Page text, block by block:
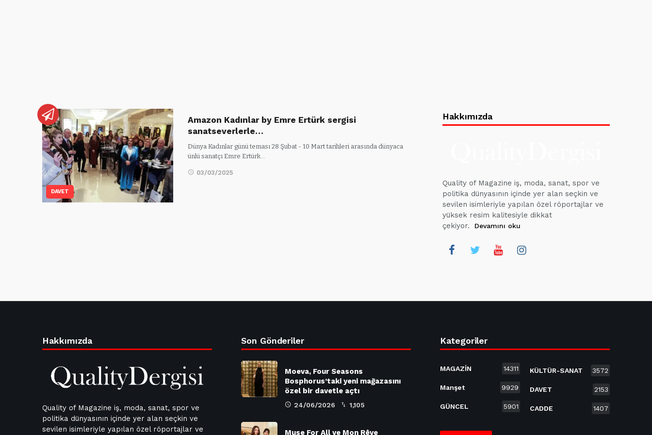
DAVET
Amazon Kadınlar by Emre Ertürk sergisi
sanatseverlerle…
Dünya Kadınlar günü teması 28 Şubat - 10 Mart tarihleri arasında dünyaca
ünlü sanatçı Emre Ertürk…
03/03/2025
Hakkımızda
Quality of Magazine iş, moda, sanat, spor ve
politika dünyasının içinde yer alan seçkin ve
sevilen isimleriyle yapılan özel röportajlar ve
yüksek resim kalitesiyle dikkat
çekiyor.
Devamını oku
Hakkımızda
Quality of Magazine iş, moda, sanat, spor ve
politika dünyasının içinde yer alan seçkin ve
sevilen isimleriyle yapılan özel röportajlar ve
Son Gönderiler
Moeva, Four Seasons
Bosphorus’taki yeni mağazasını
özel bir davetle açtı
24/06/2026 1,105
Muse For All ve Mon Rêve
Kategoriler
MAGAZİN 14311
Manşet 9929
GÜNCEL 5901
KÜLTÜR-SANAT 3572
DAVET 2153
CADDE 1407